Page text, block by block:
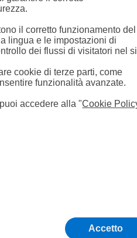
il corretto funzionamento del
lingua e le impostazioni di
dei flussi di visitatori nel
cookie di terze parti, come
funzionalità avanzate.
accedere alla "Cookie
Accetto